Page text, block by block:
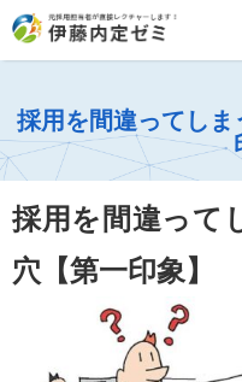
採用を間違ってし
採用を間違って
穴【第一印象】